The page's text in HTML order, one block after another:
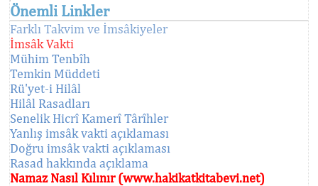
Önemli Linkler
Farklı Takvim ve İmsâkiyeler
İmsâk Vakti
Mühim Tenbîh
Temkin Müddeti
Rü'yet-i Hilâl
Hilâl Rasadları
Senelik Hicrî Kamerî Târîhler
Yanlış imsâk vakti açıklaması
Doğru imsâk vakti açıklaması
Rasad hakkında açıklama
Namaz Nasıl Kılınır (www.hakikatkitabevi.net)